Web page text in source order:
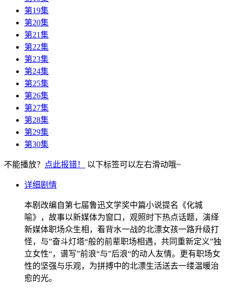
第19集
第20集
第21集
第22集
第23集
第24集
第25集
第26集
第27集
第28集
第29集
第30集
不能播放？ 点此报错！ 以下标签可以左右滑动哦~
详细剧情
本剧改编自第七届鲁迅文学奖中篇小说提名《化城
喻》，故事以新媒体为窗口，观照时下热点话题，演绎
新媒体职场众生相，看背水一战的北漂女孩一路升级打
怪，与”奋斗灯塔“般的前辈职场相遇，共同重新定义”独
立女性“，谱写”前浪“与”后浪“的动人友情。更有职场女
性的坚强与乐观，为拼搏中的北漂生活送去一缕温暖治
愈的光。